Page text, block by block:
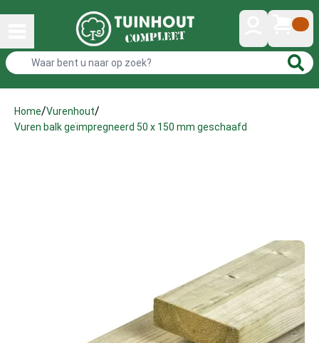
Home/Vurenhout/
Vuren balk geïmpregneerd 50 x 150 mm geschaafd